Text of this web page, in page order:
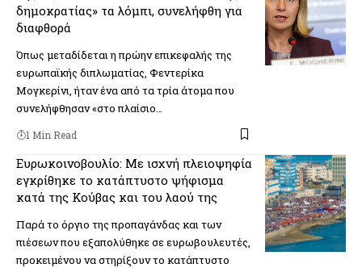
δημοκρατίας» τα λόμπι, συνελήφθη για
διαφθορά
Όπως μεταδίδεται η πρώην επικεφαλής της
ευρωπαϊκής διπλωματίας, Φεντερίκα
Μογκερίνι, ήταν ένα από τα τρία άτομα που
συνελήφθησαν «στο πλαίσιο…
1 Min Read
Ευρωκοινοβουλίο: Με ισχνή πλειοψηφία
εγκρίθηκε το κατάπτυστο ψήφισμα
κατά της Κούβας και του λαού της
Παρά το όργιο της προπαγάνδας και των
πιέσεων που εξαπολύθηκε σε ευρωβουλευτές,
προκειμένου να στηρίξουν το κατάπτυστο